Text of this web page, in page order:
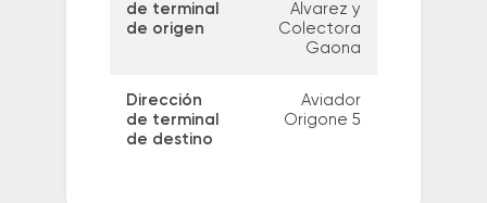
de terminal
de origen
Alvarez y
Colectora
Gaona
Dirección
de terminal
de destino
Aviador
Origone 5